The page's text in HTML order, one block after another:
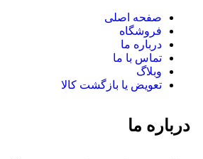
صفحه اصلی
فروشگاه
درباره ما
تماس با ما
وبلاگ
تعویض یا بازگشت کالا
درباره ما